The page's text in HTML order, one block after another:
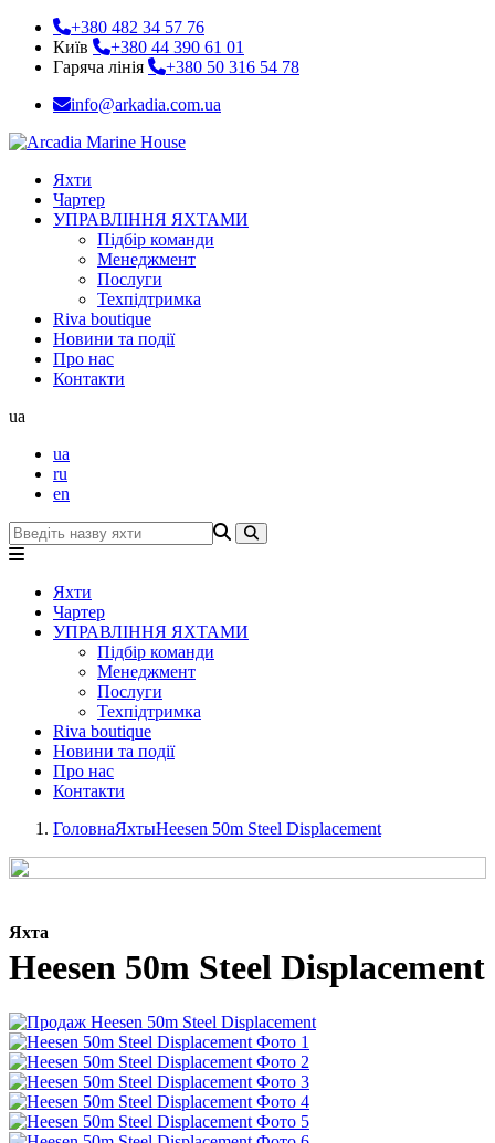
+380 482 34 57 76
Київ
+380 44 390 61 01
Гаряча лінія
+380 50 316 54 78
info@arkadia.com.ua
Яхти
Чартер
УПРАВЛІННЯ ЯХТАМИ
Підбір команди
Менеджмент
Послуги
Техпідтримка
Riva boutique
Новини та події
Про нас
Контакти
ua
ua
ru
en
Яхти
Чартер
УПРАВЛІННЯ ЯХТАМИ
Підбір команди
Менеджмент
Послуги
Техпідтримка
Riva boutique
Новини та події
Про нас
Контакти
ГоловнаЯхтыHeesen 50m Steel Displacement
Яхта
Heesen 50m Steel Displacement